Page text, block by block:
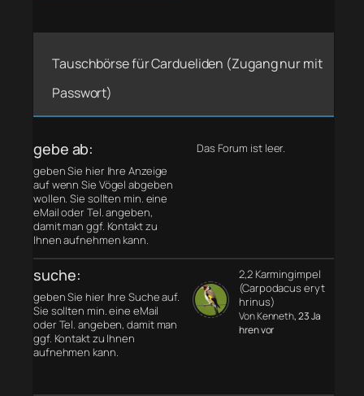
Tauschbörse für Cardueliden (Zugang nur mit
Passwort)
gebe ab:
geben Sie hier Ihre Anzeige
auf wenn Sie Vögel abgeben
wollen. Sie sollten min. eine
eMail oder Tel. angeben,
damit man ggf. Kontakt zu
Ihnen aufnehmen kann.
Das Forum ist leer.
suche:
geben Sie hier Ihre Suche auf.
Sie sollten min. eine eMail
oder Tel. angeben, damit man
ggf. Kontakt zu Ihnen
aufnehmen kann.
2,2 Karmingimpel
(Carpodacus eryt
hrinus)
Von Kenneth, 23 Ja
hren vor